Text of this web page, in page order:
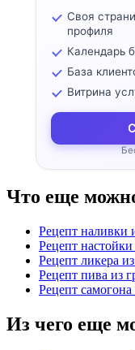
Своя
профиля
Календарь
База
Витрина
Что еще
Рецепт наливки
Рецепт
Рецепт ликера
Рецепт пива из
Рецепт
Из чего еще